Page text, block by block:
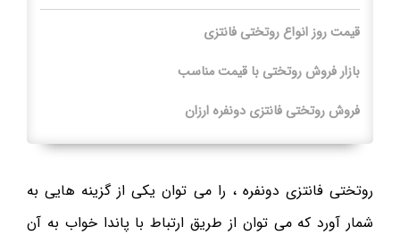
قیمت روز انواع روتختی فانتزی
بازار فروش روتختی با قیمت مناسب
فروش روتختی فانتزی دونفره ارزان
روتختی فانتزی دونفره ، را می توان یکی از گزینه هایی به
شمار آورد که می توان از طریق ارتباط با پاندا خواب به آن